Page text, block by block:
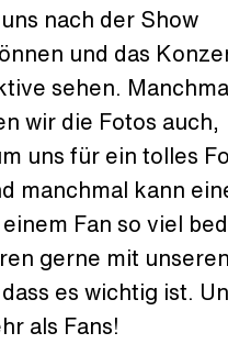
nach der Show
und das
sehen.
wir die Fotos auch,
uns für ein tolles
manchmal kann
Fan so viel
gerne mit
es wichtig ist.
als Fans!